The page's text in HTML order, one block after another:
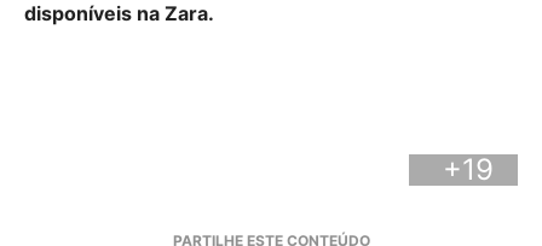
disponíveis na Zara.
+19